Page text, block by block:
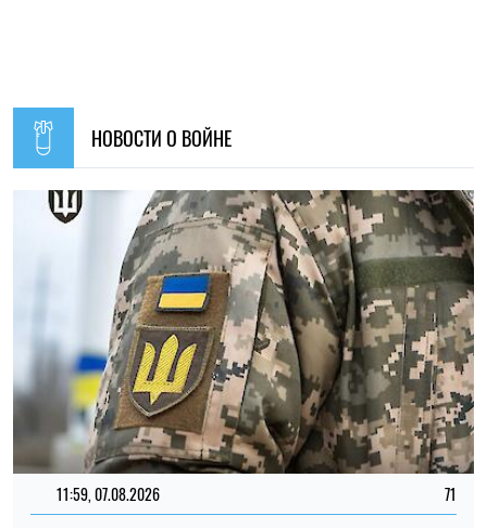
11:59, 07.08.2026
Материальная помощь для военных в 2026 году: как
получить выплату на социально-бытовые вопросы
Ирина Де Люсто